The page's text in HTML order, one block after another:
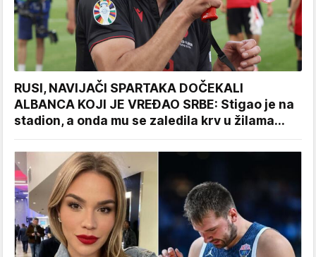
RUSI, NAVIJAČI SPARTAKA DOČEKALI
ALBANCA KOJI JE VREĐAO SRBE: Stigao je na
stadion, a onda mu se zaledila krv u žilama...